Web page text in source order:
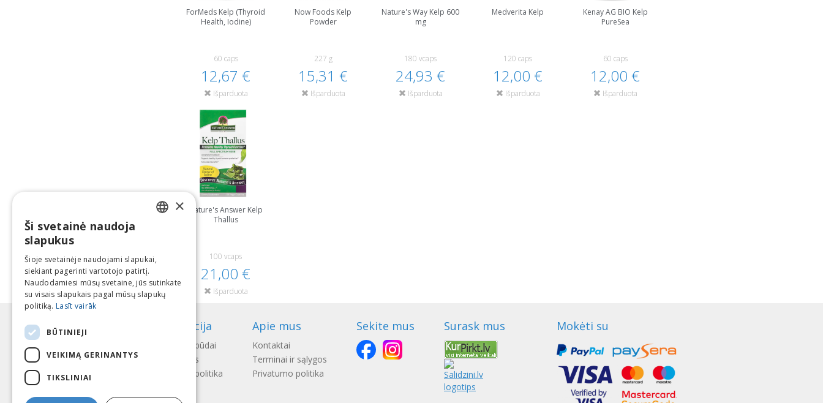
ForMeds Kelp (Thyroid
Health, Iodine)
60 caps
12,67 €
Išparduota
Now Foods Kelp
Powder
227 g
15,31 €
Išparduota
Nature's Way Kelp 600
mg
180 vcaps
24,93 €
Išparduota
Medverita Kelp
120 caps
12,00 €
Išparduota
Kenay AG BIO Kelp
PureSea
60 caps
12,00 €
Išparduota
Nature's Answer Kelp
Thallus
100 vcaps
21,00 €
Išparduota
Informacija
Mokėjimo būdai
Pristatymas
Gražinimo politika
Apie mus
Kontaktai
Terminai ir sąlygos
Privatumo politika
Sekite mus Surask mus Mokėti su
LITHUANIAN
ESTONIAN
×
Ši svetainė naudoja
slapukus
Šioje svetainėje naudojami slapukai,
siekiant pagerinti vartotojo patirtį.
Naudodamiesi mūsų svetaine, jūs sutinkate
su visais slapukais pagal mūsų slapukų
politiką. Lasīt vairāk
BŪTINIEJI
VEIKIMĄ GERINANTYS
TIKSLINIAI